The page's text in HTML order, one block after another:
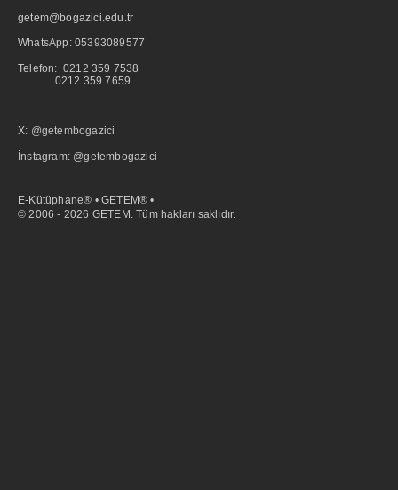
getem@bogazici.edu.tr
WhatsApp: 05393089577
Telefon: 0212 359 7538
0212 359 7659
X: @getembogazici
İnstagram: @getembogazici
E-Kütüphane® • GETEM® •
© 2006 - 2026 GETEM. Tüm hakları saklıdır.